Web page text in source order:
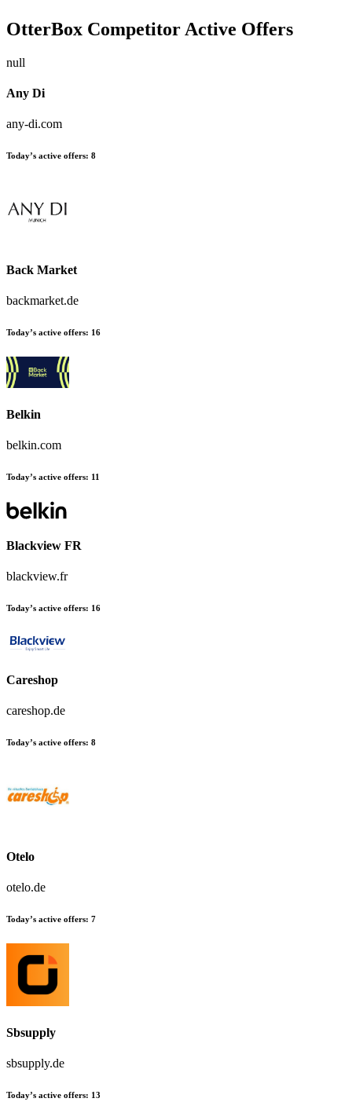
OtterBox Competitor Active Offers
null
Any Di
any-di.com
Today’s active offers: 8
Back Market
backmarket.de
Today’s active offers: 16
Belkin
belkin.com
Today’s active offers: 11
Blackview FR
blackview.fr
Today’s active offers: 16
Careshop
careshop.de
Today’s active offers: 8
Otelo
otelo.de
Today’s active offers: 7
Sbsupply
sbsupply.de
Today’s active offers: 13